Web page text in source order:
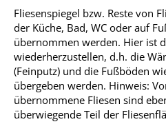
Fliesenspiegel bzw. Reste von
der Küche, Bad, WC oder auf
übernommen werden. Hier ist
wiederherzustellen, d.h. die
(Feinputz) und die Fußböden
übergeben werden. Hinweis:
übernommene Fliesen sind
überwiegende Teil der